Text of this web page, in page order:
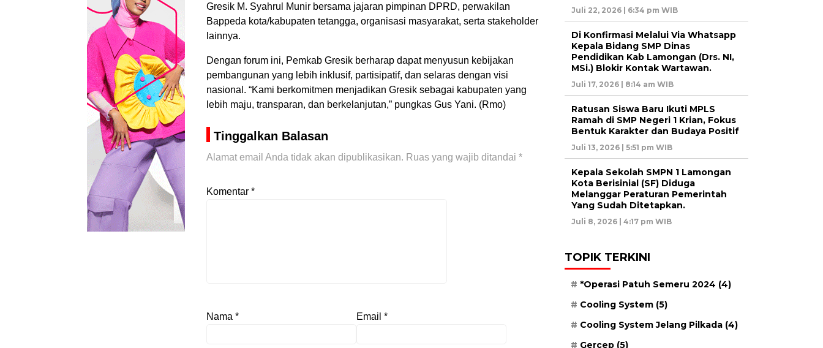
Gresik M. Syahrul Munir bersama jajaran pimpinan DPRD, perwakilan
Bappeda kota/kabupaten tetangga, organisasi masyarakat, serta stakeholder
lainnya.
Dengan forum ini, Pemkab Gresik berharap dapat menyusun kebijakan
pembangunan yang lebih inklusif, partisipatif, dan selaras dengan visi
nasional. “Kami berkomitmen menjadikan Gresik sebagai kabupaten yang
lebih maju, transparan, dan berkelanjutan,” pungkas Gus Yani. (Rmo)
Tinggalkan Balasan
Alamat email Anda tidak akan dipublikasikan. Ruas yang wajib ditandai *
Komentar *
Nama * Email *
Juli 22, 2026 | 6:34 pm WIB
Di Konfirmasi Melalui Via Whatsapp
Kepala Bidang SMP Dinas
Pendidikan Kab Lamongan (Drs. NI,
MSi.) Blokir Kontak Wartawan.
Juli 17, 2026 | 8:14 am WIB
Ratusan Siswa Baru Ikuti MPLS
Ramah di SMP Negeri 1 Krian, Fokus
Bentuk Karakter dan Budaya Positif
Juli 13, 2026 | 5:51 pm WIB
Kepala Sekolah SMPN 1 Lamongan
Kota Berisinial (SF) Diduga
Melanggar Peraturan Pemerintah
Yang Sudah Ditetapkan.
Juli 8, 2026 | 4:17 pm WIB
TOPIK TERKINI
*Operasi Patuh Semeru 2024 (4)
Cooling System (5)
Cooling System Jelang Pilkada (4)
Gercep (5)